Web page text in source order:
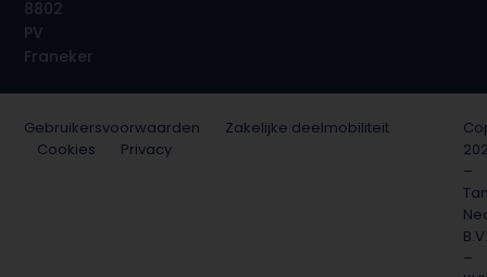
8802
PV
Franeker
Gebruikersvoorwaarden
Zakelijke deelmobiliteit
Cookies
Privacy
–
B.V.
–